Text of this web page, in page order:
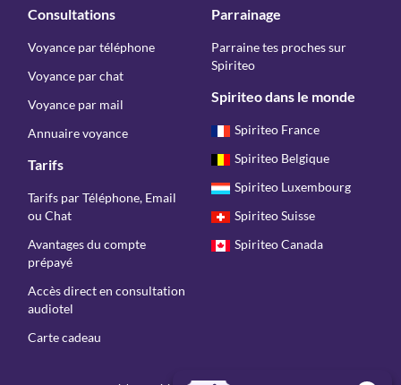
Consultations
Voyance par téléphone
Voyance par chat
Voyance par mail
Annuaire voyance
Tarifs
Tarifs par Téléphone, Email
ou Chat
Avantages du compte
prépayé
Accès direct en consultation
audiotel
Carte cadeau
Parrainage
Parraine tes proches sur
Spiriteo
Spiriteo dans le monde
Spiriteo France
Spiriteo Belgique
Spiriteo Luxembourg
Spiriteo Suisse
Spiriteo Canada